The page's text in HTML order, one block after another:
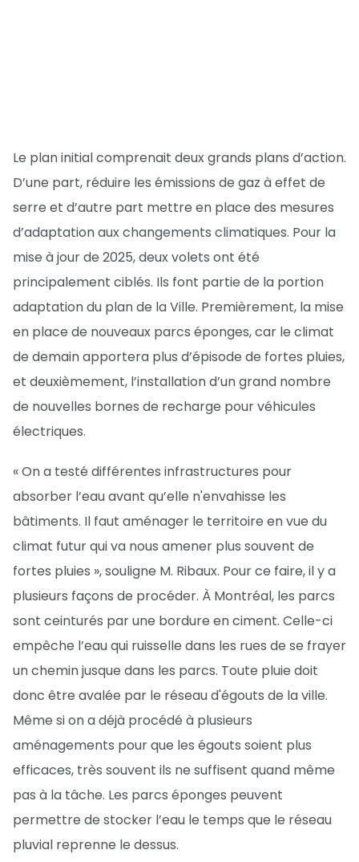
Le plan initial comprenait deux grands plans d’action.
D’une part, réduire les émissions de gaz à effet de
serre et d’autre part mettre en place des mesures
d’adaptation aux changements climatiques. Pour la
mise à jour de 2025, deux volets ont été
principalement ciblés. Ils font partie de la portion
adaptation du plan de la Ville. Premièrement, la mise
en place de nouveaux parcs éponges, car le climat
de demain apportera plus d’épisode de fortes pluies,
et deuxièmement, l’installation d’un grand nombre
de nouvelles bornes de recharge pour véhicules
électriques.
« On a testé différentes infrastructures pour
absorber l’eau avant qu’elle n'envahisse les
bâtiments. Il faut aménager le territoire en vue du
climat futur qui va nous amener plus souvent de
fortes pluies », souligne M. Ribaux. Pour ce faire, il y a
plusieurs façons de procéder. À Montréal, les parcs
sont ceinturés par une bordure en ciment. Celle-ci
empêche l’eau qui ruisselle dans les rues de se frayer
un chemin jusque dans les parcs. Toute pluie doit
donc être avalée par le réseau d'égouts de la ville.
Même si on a déjà procédé à plusieurs
aménagements pour que les égouts soient plus
efficaces, très souvent ils ne suffisent quand même
pas à la tâche. Les parcs éponges peuvent
permettre de stocker l’eau le temps que le réseau
pluvial reprenne le dessus.